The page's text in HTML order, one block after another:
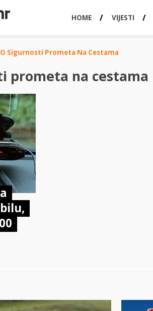
HOME VIJESTI
Sigurnosti Prometa Na Cestama
prometa na cestama